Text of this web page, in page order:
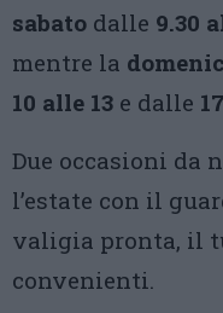
sabato dalle 9.30
mentre la
10 alle 13 e dalle
Due occasioni da
l’estate con il
valigia pronta, il
convenienti.